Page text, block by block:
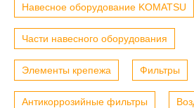
Навесное оборудование KOMATSU
Части навесного оборудования
Элементы крепежа Фильтры
Антикоррозийные фильтры